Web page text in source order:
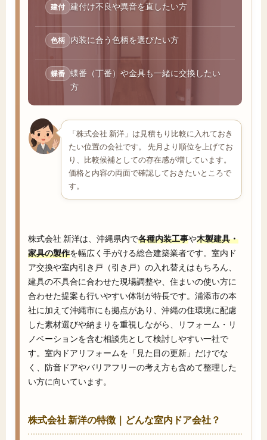
建付 建付け不良や異音を直したい方
色柄 内装に合う色柄を選びたい方
蝶番 蝶番（丁番）や金具も一緒に交換したい
方
「株式会社 新洋」は見積もり比較に入れておき
たい位置の会社です。 先月より順位を上げてお
り、比較候補としての存在感が増しています。
価格と内容の両面で確認しておきたいところで
す。
株式会社 新洋は、沖縄県内で各種内装工事や木製建具・
家具の製作を幅広く手がける総合建築業者です。室内ド
ア交換や室内引き戸（引き戸）の入れ替えはもちろん、
建具の不具合に合わせた現場調整や、住まいの使い方に
合わせた提案も行いやすい体制が特長です。浦添市の本
社に加えて沖縄市にも拠点があり、沖縄の住環境に配慮
した素材選びや納まりを重視しながら、リフォーム・リ
ノベーションを含む相談先として検討しやすい一社で
す。室内ドアリフォームを「見た目の更新」だけでな
く、防音ドアやバリアフリーの考え方も含めて整理した
い方に向いています。
株式会社 新洋の特徴｜どんな室内ドア会社？